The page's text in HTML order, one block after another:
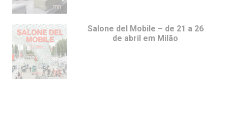
Salone del Mobile – de 21 a 26
de abril em Milão